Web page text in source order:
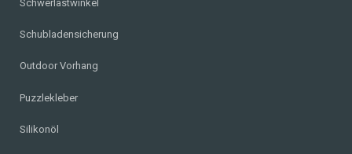
Schwerlastwinkel
Schubladensicherung
Outdoor Vorhang
Puzzlekleber
Silikonöl